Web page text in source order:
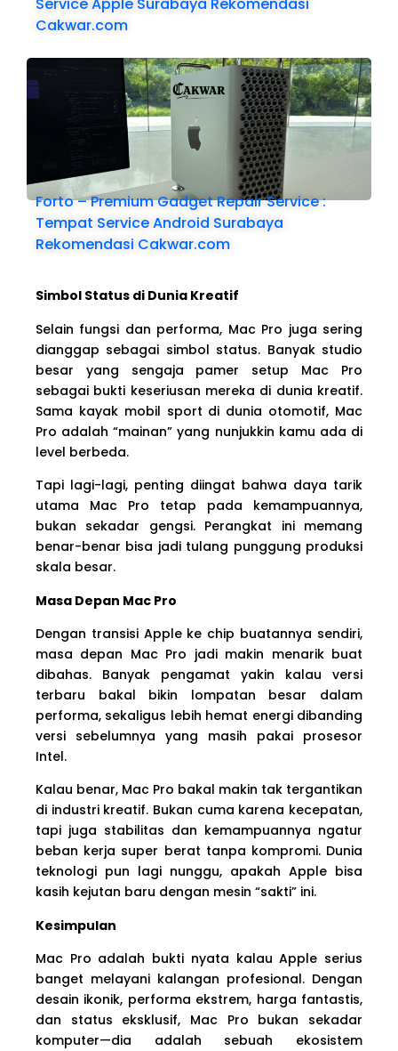
Cakwar.com
Forto – Premium Gadget Repair Service :
Tempat Service Android Surabaya
Rekomendasi Cakwar.com
Simbol Status di Dunia Kreatif
Selain fungsi dan performa, Mac Pro juga sering
dianggap sebagai simbol status. Banyak studio
besar yang sengaja pamer setup Mac Pro
sebagai bukti keseriusan mereka di dunia kreatif.
Sama kayak mobil sport di dunia otomotif, Mac
Pro adalah “mainan” yang nunjukkin kamu ada di
level berbeda.
Tapi lagi-lagi, penting diingat bahwa daya tarik
utama Mac Pro tetap pada kemampuannya,
bukan sekadar gengsi. Perangkat ini memang
benar-benar bisa jadi tulang punggung produksi
skala besar.
Masa Depan Mac Pro
Dengan transisi Apple ke chip buatannya sendiri,
masa depan Mac Pro jadi makin menarik buat
dibahas. Banyak pengamat yakin kalau versi
terbaru bakal bikin lompatan besar dalam
performa, sekaligus lebih hemat energi dibanding
versi sebelumnya yang masih pakai prosesor
Intel.
Kalau benar, Mac Pro bakal makin tak tergantikan
di industri kreatif. Bukan cuma karena kecepatan,
tapi juga stabilitas dan kemampuannya ngatur
beban kerja super berat tanpa kompromi. Dunia
teknologi pun lagi nunggu, apakah Apple bisa
kasih kejutan baru dengan mesin “sakti” ini.
Kesimpulan
Mac Pro adalah bukti nyata kalau Apple serius
banget melayani kalangan profesional. Dengan
desain ikonik, performa ekstrem, harga fantastis,
dan status eksklusif, Mac Pro bukan sekadar
komputer—dia adalah sebuah ekosistem